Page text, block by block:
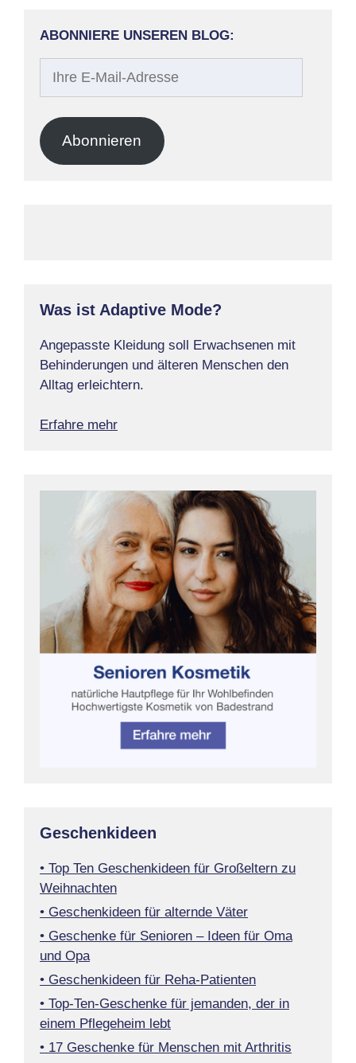
ABONNIERE UNSEREN BLOG:
Adresse
Abonnieren
Was ist Adaptive Mode?
Angepasste Kleidung soll Erwachsenen mit
Behinderungen und älteren Menschen den
Alltag erleichtern.
Erfahre mehr
Geschenkideen
• Top Ten Geschenkideen für Großeltern zu
Weihnachten
• Geschenkideen für alternde Väter
• Geschenke für Senioren – Ideen für Oma
und Opa
• Geschenkideen für Reha-Patienten
• Top-Ten-Geschenke für jemanden, der in
einem Pflegeheim lebt
• 17 Geschenke für Menschen mit Arthritis